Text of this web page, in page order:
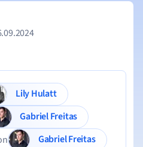
Lily Hulatt
Gabriel Freitas
Gabriel Freitas